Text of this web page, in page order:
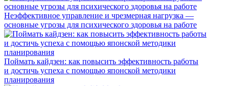
Неэффективное управление и чрезмерная нагрузка —
основные угрозы для психического здоровья на работе
Поймать кайдзен: как повысить эффективность работы
и достичь успеха с помощью японской методики
планирования